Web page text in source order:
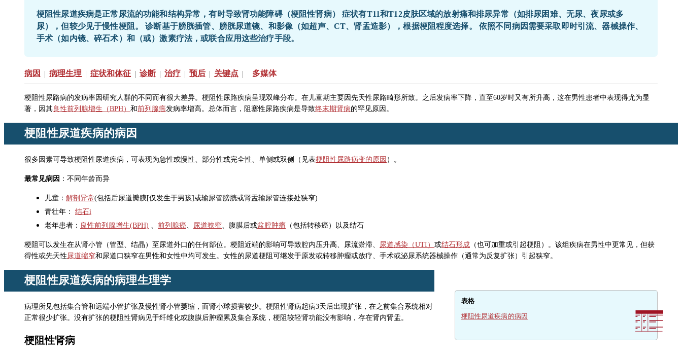
梗阻性尿道疾病是正常尿流的功能和结构异常，有时导致肾功能障碍（梗阻性肾病） 症状有T11和T12皮肤区域的放射痛和排尿异常（如排尿困难、无尿、夜尿或多
尿），但较少见于慢性梗阻。 诊断基于膀胱插管、膀胱尿道镜、和影像（如超声、CT、肾盂造影），根据梗阻程度选择。 依照不同病因需要采取即时引流、器械操作、
手术（如内镜、碎石术）和（或）激素疗法，或联合应用这些治疗手段。
病因 | 病理生理 | 症状和体征 | 诊断 | 治疗 | 预后 | 关键点 | 多媒体
梗阻性尿路病的发病率因研究人群的不同而有很大差异。梗阻性尿路疾病呈现双峰分布。在儿童期主要因先天性尿路畸形所致。之后发病率下降，直至60岁时又有所升高，这在男性患者中表现得尤为显
著，因其 良性前列腺增生（BPH） 和前列腺癌发病率增高。总体而言，阻塞性尿路疾病是导致终末期肾病的罕见原因。
梗阻性尿道疾病的病因
很多因素可导致梗阻性尿道疾病，可表现为急性或慢性、部分性或完全性、单侧或双侧（见表梗阻性尿路病变的原因 ）。
最常见病因 ：不同年龄而异
儿童： 解剖异常(包括后尿道瓣膜[仅发生于男孩]或输尿管膀胱或肾盂输尿管连接处狭窄)
青壮年： 结石i
老年患者： 良性前列腺增生(BPH) 、 前列腺癌、 尿道狭窄、腹膜后或盆腔肿瘤 （包括转移癌）以及结石
梗阻可以发生在从肾小管（管型、结晶）至尿道外口的任何部位。梗阻近端的影响可导致腔内压升高、尿流淤滞、 尿道感染（UTI） 或结石形成 （也可加重或引起梗阻）。该组疾病在男性中更常见，但获
得性或先天性尿道缩窄和尿道口狭窄在男性和女性中均可发生。女性的尿道梗阻可继发于原发或转移肿瘤或放疗、手术或泌尿系统器械操作（通常为反复扩张）引起狭窄。
表格
梗阻性尿道疾病的病因
梗阻性尿道疾病的病理生理学
病理所见包括集合管和远端小管扩张及慢性肾小管萎缩，而肾小球损害较少。梗阻性肾病起病3天后出现扩张，在之前集合系统相对
正常很少扩张。没有扩张的梗阻性肾病见于纤维化或腹膜后肿瘤累及集合系统，梗阻较轻肾功能没有影响，存在肾内肾盂。
梗阻性肾病